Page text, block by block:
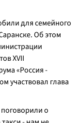
для семейного
Об этом
XVII
«Россия -
участвовал глава
о